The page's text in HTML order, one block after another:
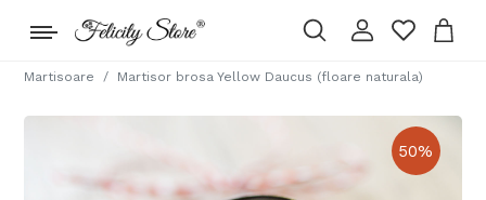
Martisoare Martisor brosa Yellow Daucus (floare naturala)
50%